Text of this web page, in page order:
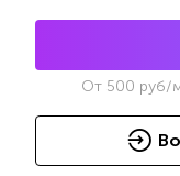
От 500 руб/